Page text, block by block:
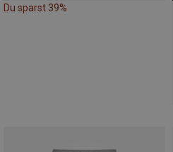
Du sparst 39%